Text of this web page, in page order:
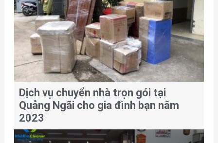
Dịch vụ chuyển nhà trọn gói tại
Quảng Ngãi cho gia đình bạn năm
2023